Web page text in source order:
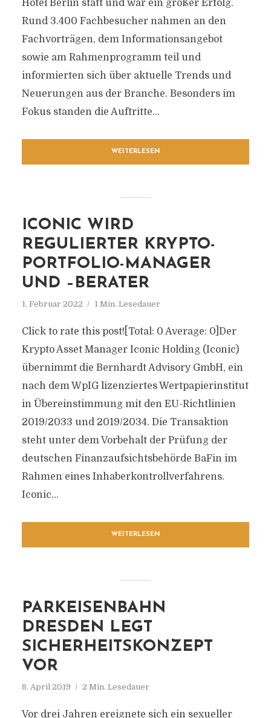
Hotel Berlin statt und war ein großer Erfolg.
Rund 3.400 Fachbesucher nahmen an den
Fachvorträgen, dem Informationsangebot
sowie am Rahmenprogramm teil und
informierten sich über aktuelle Trends und
Neuerungen aus der Branche. Besonders im
Fokus standen die Auftritte...
WEITERLESEN
ICONIC WIRD
REGULIERTER KRYPTO-
PORTFOLIO-MANAGER
UND –BERATER
1. Februar 2022 1 Min. Lesedauer
Click to rate this post![Total: 0 Average: 0]Der
Krypto Asset Manager Iconic Holding (Iconic)
übernimmt die Bernhardt Advisory GmbH, ein
nach dem WpIG lizenziertes Wertpapierinstitut
in Übereinstimmung mit den EU-Richtlinien
2019/2033 und 2019/2034. Die Transaktion
steht unter dem Vorbehalt der Prüfung der
deutschen Finanzaufsichtsbehörde BaFin im
Rahmen eines Inhaberkontrollverfahrens.
Iconic...
WEITERLESEN
PARKEISENBAHN
DRESDEN LEGT
SICHERHEITSKONZEPT
VOR
8. April 2019 2 Min. Lesedauer
Vor drei Jahren ereignete sich ein sexueller